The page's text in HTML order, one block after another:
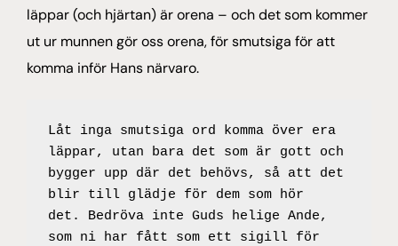
läppar (och hjärtan) är orena – och det som kommer
ut ur munnen gör oss orena, för smutsiga för att
komma inför Hans närvaro.
Låt inga smutsiga ord komma över era
läppar, utan bara det som är gott och
bygger upp där det behövs, så att det
blir till glädje för dem som hör
det. Bedröva inte Guds helige Ande,
som ni har fått som ett sigill för